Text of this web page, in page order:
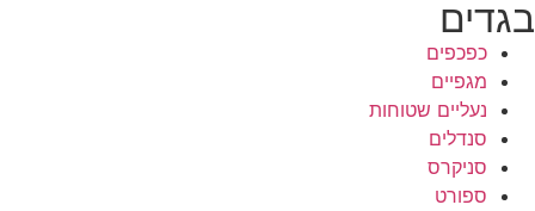
בגדים
כפכפים
מגפיים
נעליים שטוחות
סנדלים
סניקרס
ספורט